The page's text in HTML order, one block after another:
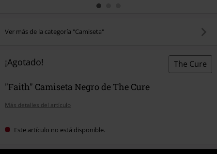
Ver más de la categoría "Camiseta"
¡Agotado! The Cure
"Faith" Camiseta Negro de The Cure
Más detalles del artículo
Este artículo no está disponible.